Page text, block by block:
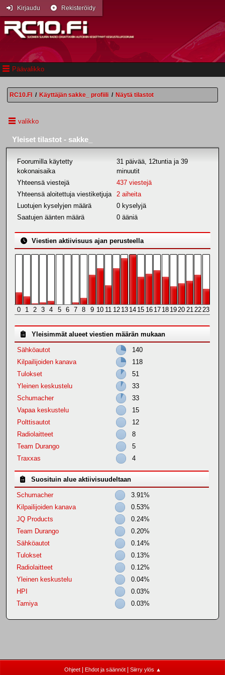
Päävalikko
Kirjaudu Rekisteröidy
RC10.FI / Käyttäjän sakke_ profiili / Näytä tilastot
valikko
Yleiset tilastot - sakke_
Foorumilla käytetty
kokonaisaika
31 päivää, 12tuntia ja 39
minuutit
Yhteensä viestejä
437 viestejä
Yhteensä aloitettuja viestiketjuja
2 aiheita
Luotujen kyselyjen määrä
0 kyselyjä
Saatujen äänten määrä
0 ääniä
Viestien aktiivisuus ajan perusteella
0 1 2 3 4 5 6 7 8 9 10 11 12 13 14 15 16 17 18 1920 212223
Yleisimmät alueet viestien määrän mukaan
Sähköautot
140
Kilpailijoiden kanava
118
Tulokset
51
Yleinen keskustelu
33
Schumacher
33
Vapaa keskustelu
15
Polttisautot
12
Radiolaitteet
8
Team Durango
5
Traxxas
4
Suosituin alue aktiivisuudeltaan
Schumacher
3.91%
Kilpailijoiden kanava
0.53%
JQ Products
0.24%
Team Durango
0.20%
Sähköautot
0.14%
Tulokset
0.13%
Radiolaitteet
0.12%
Yleinen keskustelu
0.04%
HPI
0.03%
Tamiya
0.03%
Ohjeet| Ehdot ja säännöt| Siirry ylös ▲